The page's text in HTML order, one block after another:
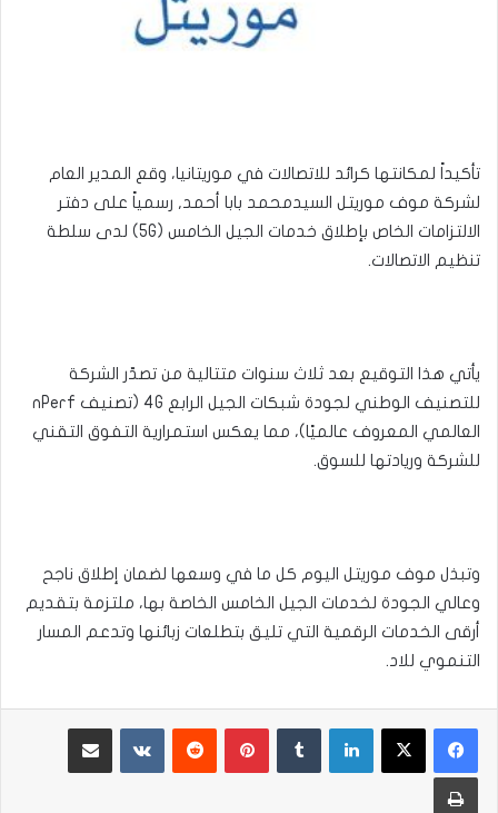
تأكيداً لمكانتها كرائد للاتصالات في موريتانيا، وقع المدير العام
لشركة موف موريتل السيدمحمد بابا أحمد, رسمياً على دفتر
الالتزامات الخاص بإطلاق خدمات الجيل الخامس (5G) لدى سلطة
تنظيم الاتصالات.
يأتي هذا التوقيع بعد ثلاث سنوات متتالية من تصدّر الشركة
للتصنيف الوطني لجودة شبكات الجيل الرابع 4G (تصنيف nPerf
العالمي المعروف عالميًا)، مما يعكس استمرارية التفوق التقني
للشركة وريادتها للسوق.
وتبذل موف موريتل اليوم كل ما في وسعها لضمان إطلاق ناجح
وعالي الجودة لخدمات الجيل الخامس الخاصة بها، ملتزمة بتقديم
أرقى الخدمات الرقمية التي تليق بتطلعات زبائنها وتدعم المسار
التنموي للاد.
لينكدإن بينتيريست مشاركة عبر البريد
طباعة